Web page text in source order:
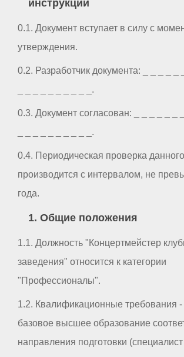
инструкции
0.1. Документ вступает в силу с
утверждения.
0.2. Разработчик документа: _ _ _ _ _
_ _ _ _ _ _ _ _ _ _.
0.3. Документ согласован: _ _ _ _ _ _
_ _ _ _ _ _ _ _ _ _.
0.4. Периодическая проверка
производится с интервалом, не
года.
1. Общие положения
1.1. Должность "Концертмейстер
заведения" относится к категории
"Профессионалы".
1.2. Квалификационные требования
базовое высшее образование
направления подготовки